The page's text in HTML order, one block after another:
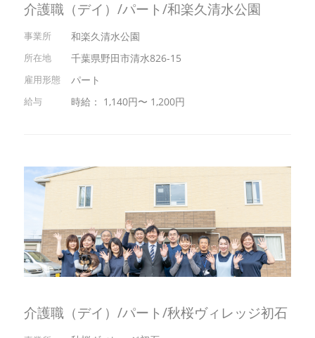
介護職（デイ）/パート/和楽久清水公園
和楽久清水公園
千葉県野田市清水826-15
パート
時給： 1,140円〜 1,200円
介護職（デイ）/パート/秋桜ヴィレッジ初石